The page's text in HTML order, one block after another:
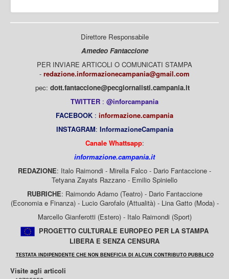
Direttore Responsabile
Amedeo Fantaccione
PER INVIARE ARTICOLI O COMUNICATI STAMPA
- redazione.informazionecampania@gmail.com
pec: dott.fantaccione@pecgiornalisti.campania.it
TWITTER : @inforcampania
FACEBOOK : informazione.campania
INSTAGRAM: InformazioneCampania
Canale Whattsapp:
informazione.campania.it
REDAZIONE: Italo Raimondi - Mirella Falco - Dario Fantaccione -
Tetyana Zayats Razzano - Emilio Spiniello
RUBRICHE: Raimondo Adamo (Teatro) - Dario Fantaccione
(Economia e Finanza) - Lucio Garofalo (Attualità) - Lina Gatto (Moda) -
Marcello Gianferotti (Estero) - Italo Raimondi (Sport)
PROGETTO CULTURALE EUROPEO PER LA STAMPA
LIBERA E SENZA CENSURA
TESTATA INDIPENDENTE CHE NON BENEFICIA DI ALCUN CONTRIBUTO PUBBLICO
Visite agli articoli